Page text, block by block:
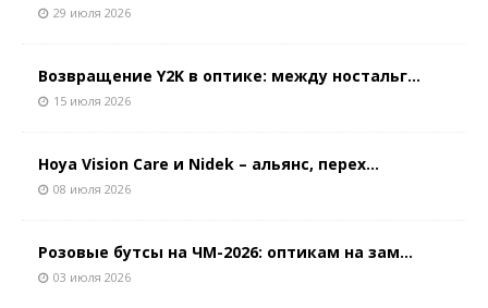
29 июля 2026
Возвращение Y2K в оптике: между ностальг...
15 июля 2026
Hoya Vision Care и Nidek – альянс, перех...
08 июля 2026
Розовые бутсы на ЧМ-2026: оптикам на зам...
03 июля 2026